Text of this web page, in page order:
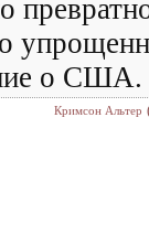
о США.
Кримсон Альтер